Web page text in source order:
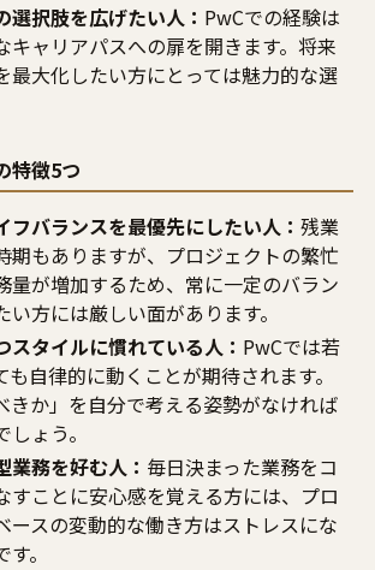
選択肢を広げたい人： PwCでの経験は
キャリアパスへの扉を開きます。将来
最大化したい方にとっては魅力的な選
特徴5つ
フバランスを最優先にしたい人： 残業
期もありますが、プロジェクトの繁忙
量が増加するため、常に一定のバラン
い方には厳しい面があります。
スタイルに慣れている人： PwCでは若
も自律的に動くことが期待されます。
きか」を自分で考える姿勢がなければ
ょう。
業務を好む人： 毎日決まった業務をコ
すことに安心感を覚える方には、プロ
ースの変動的な働き方はストレスにな
。